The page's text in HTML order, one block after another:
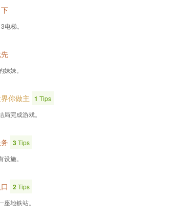
电梯。
妹。
你做主 1 Tips
局完成游戏。
3Tips
施。
2Tips
座地铁站。